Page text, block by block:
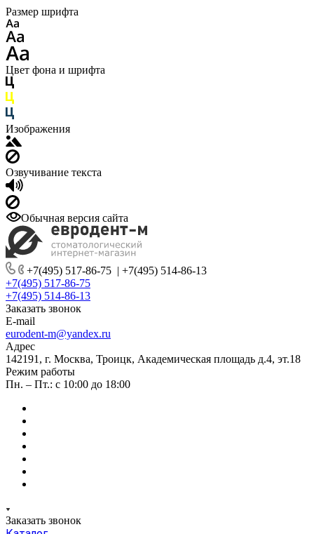
Размер шрифта
Цвет фона и шрифта
Изображения
Озвучивание текста
Обычная версия сайта
+7(495) 517-86-75 | +7(495) 514-86-13
+7(495) 517-86-75
+7(495) 514-86-13
Заказать звонок
E-mail
eurodent-m@yandex.ru
Адрес
142191, г. Москва, Троицк, Академическая площадь д.4, эт.18
Режим работы
Пн. – Пт.: с 10:00 до 18:00
Заказать звонок